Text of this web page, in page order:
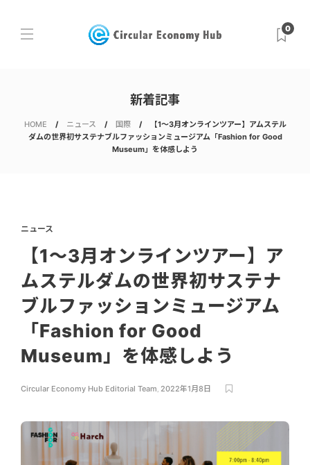
0
新着記事
HOME ニュース 国際
【1〜3月オンラインツアー】アムステル
ダムの世界初サステナブルファッションミュージアム「Fashion for Good
Museum」を体感しよう
ニュース
【1〜3月オンラインツアー】ア
ムステルダムの世界初サステナ
ブルファッションミュージアム
「Fashion for Good
Museum」を体感しよう
Circular Economy Hub Editorial Team, 2022年1月8日